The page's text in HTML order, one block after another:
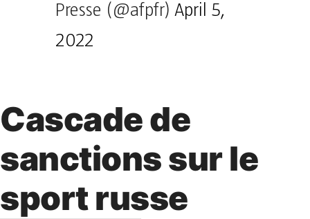
Presse (@afpfr) April 5,
2022
Cascade de
sanctions sur le
sport russe